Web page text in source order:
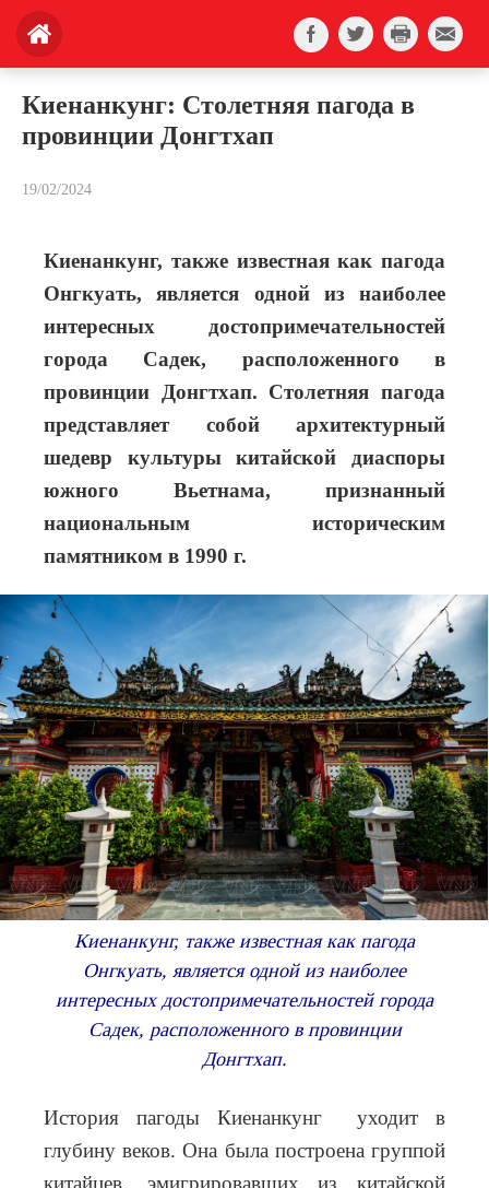
Киенанкунг: Столетняя пагода в
провинции Донгтхап
19/02/2024
Киенанкунг, также известная как пагода
Онгкуать, является одной из наиболее
интересных достопримечательностей
города Садек, расположенного в
провинции Донгтхап. Столетняя пагода
представляет собой архитектурный
шедевр культуры китайской диаспоры
южного Вьетнама, признанный
национальным историческим
памятником в 1990 г.
Киенанкунг, также известная как пагода
Онгкуать, является одной из наиболее
интересных достопримечательностей города
Садек, расположенного в провинции
Донгтхап.
История пагоды Киенанкунг уходит в
глубину веков. Она была построена группой
китайцев, эмигрировавших из китайской